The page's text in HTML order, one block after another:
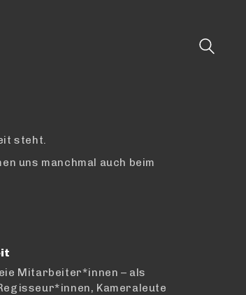
steht.
uns manchmal auch beim
Mitarbeiter*innen – als
Kameraleute